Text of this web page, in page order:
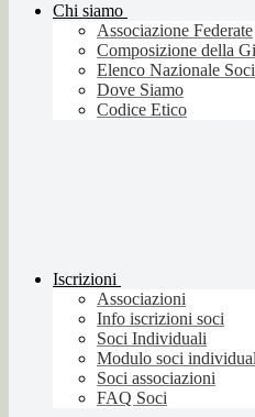
Chi siamo
Associazione Federate
Composizione della
Elenco Nazionale Soci
Dove Siamo
Codice Etico
Iscrizioni
Associazioni
Info iscrizioni soci
Soci Individuali
Modulo soci
Soci associazioni
FAQ Soci